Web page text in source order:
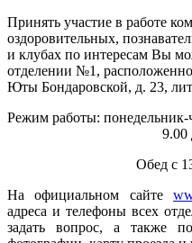
Принять участие в работе
оздоровительных,
и клубах по интересам Вы
отделении №1,
Юты Бондаровской, д. 23,
Режим работы: понедельник-
9.00
Обед с
На официальном сайте
адреса и телефоны всех
задать вопрос, а также